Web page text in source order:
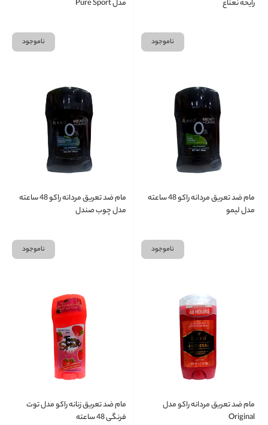
رایحه نعناع
ناموجود
مدل Pure Sport
ناموجود
مام ضد تعریق مردانه راکو 48 ساعته
مدل لیمو
ناموجود
مام ضد تعریق مردانه راکو 48 ساعته
مدل چوب صندل
ناموجود
مام ضد تعریق مردانه راکو مدل
Original
مام ضد تعریق زنانه راکو مدل توت
فرنگی 48 ساعته